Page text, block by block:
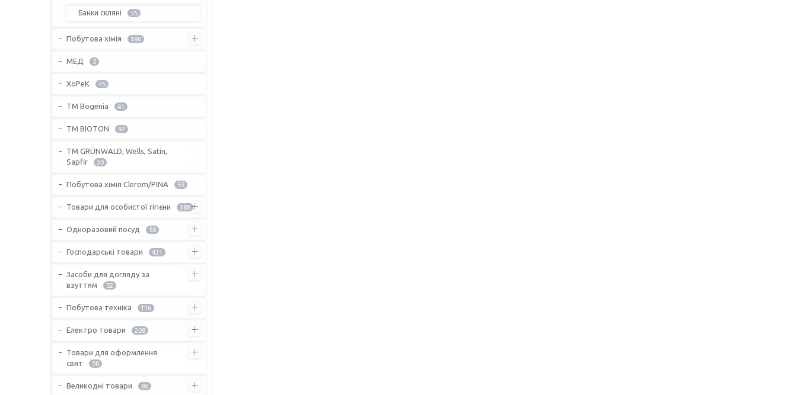
Банки скляні 55
Побутова хімія 180
МЕД 5
ХоРеК 45
ТМ Bogenia 41
ТМ BIOTON 97
ТМ GRÜNWALD, Wells, Satin,
Sapfir
30
Побутова хімія Clerom/PINA 55
Товари для особистої гігієни 388
Одноразовий посуд 58
Господарські товари 431
Засоби для догляду за
взуттям
52
Побутова техніка 116
Електро товари 208
Товари для оформлення
свят
90
Великодні товари 86